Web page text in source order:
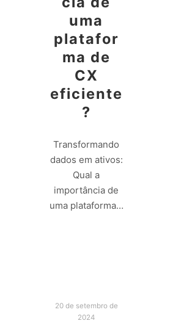
uma
platafor
ma de
CX
eficiente
?
Transformando
dados em ativos:
Qual a
importância de
uma plataforma…
20 de setembro de
2024